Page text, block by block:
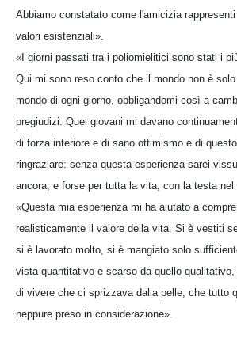
Abbiamo constatato come l'amicizia
valori esistenziali».
«I giorni passati tra i poliomielitici sono stati i
Qui mi sono reso conto che il mondo non è
mondo di ogni giorno, obbligandomi così a
pregiudizi. Quei giovani mi davano
di forza interiore e di sano ottimismo e di
ringraziare: senza questa esperienza sarei
ancora, e forse per tutta la vita, con la testa nel
«Questa mia esperienza mi ha aiutato a
realisticamente il valore della vita. Si è vestiti
si è lavorato molto, si è mangiato solo
vista quantitativo e scarso da quello
di vivere che ci sprizzava dalla pelle, che tutto
neppure preso in considerazione».